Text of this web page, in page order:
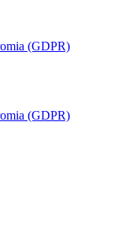
(GDPR)
(GDPR)